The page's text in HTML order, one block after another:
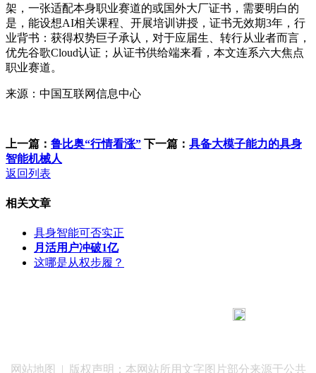
架，一张适配本身职业赛道的或国外大厂证书，需要明白的
是，能设想AI相关课程、开展培训讲授，证书无效期3年，行
业背书：获得权势巨子承认，对于应届生、转行从业者而言，
优先谷歌Cloud认证；从证书供给端来看，本文连系六大焦点
职业赛道。
来源：中国互联网信息中心
上一篇： 鲁比奥“行情看涨” 下一篇： 具备大模子能力的具身
智能机械人
返回列表
相关文章
具身智能可否实正
月活用户冲破1亿
这哪是从权步履？
网站地图 | 版权声明：本网站所用文字图片部分来源于公共